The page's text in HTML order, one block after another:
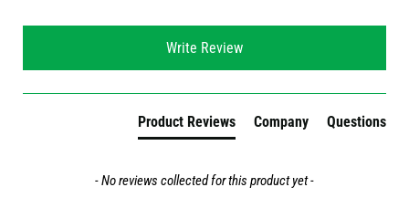
Write Review
Product Reviews Company Questions
- No reviews collected for this product yet -